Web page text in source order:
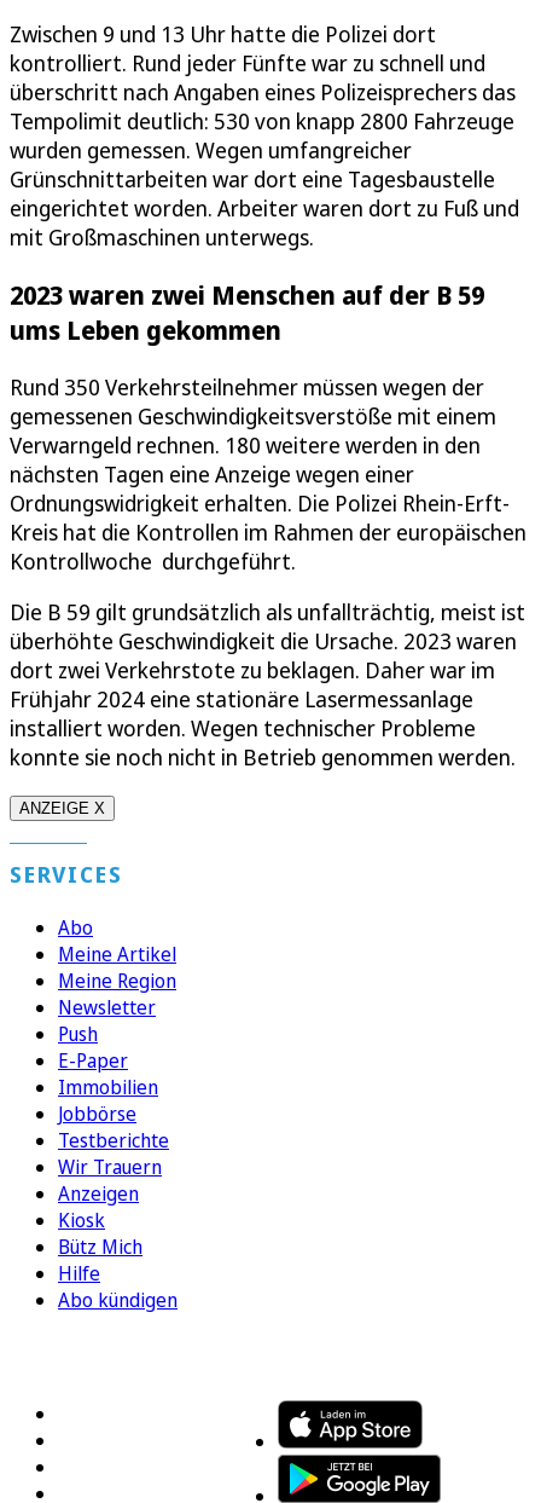
Zwischen 9 und 13 Uhr hatte die Polizei dort
kontrolliert. Rund jeder Fünfte war zu schnell und
überschritt nach Angaben eines Polizeisprechers das
Tempolimit deutlich: 530 von knapp 2800 Fahrzeuge
wurden gemessen. Wegen umfangreicher
Grünschnittarbeiten war dort eine Tagesbaustelle
eingerichtet worden. Arbeiter waren dort zu Fuß und
mit Großmaschinen unterwegs.
2023 waren zwei Menschen auf der B 59
ums Leben gekommen
Rund 350 Verkehrsteilnehmer müssen wegen der
gemessenen Geschwindigkeitsverstöße mit einem
Verwarngeld rechnen. 180 weitere werden in den
nächsten Tagen eine Anzeige wegen einer
Ordnungswidrigkeit erhalten. Die Polizei Rhein-Erft-
Kreis hat die Kontrollen im Rahmen der europäischen
Kontrollwoche durchgeführt.
Die B 59 gilt grundsätzlich als unfallträchtig, meist ist
überhöhte Geschwindigkeit die Ursache. 2023 waren
dort zwei Verkehrstote zu beklagen. Daher war im
Frühjahr 2024 eine stationäre Lasermessanlage
installiert worden. Wegen technischer Probleme
konnte sie noch nicht in Betrieb genommen werden.
ANZEIGE X
SERVICES
Abo
Meine Artikel
Meine Region
Newsletter
Push
E-Paper
Immobilien
Jobbörse
Testberichte
Wir Trauern
Anzeigen
Kiosk
Bütz Mich
Hilfe
Abo kündigen